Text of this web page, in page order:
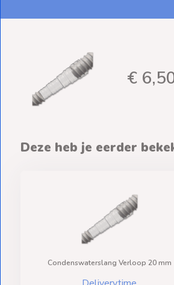
€
Deze heb je eerder
Condenswaterslang Verloop 20 mm